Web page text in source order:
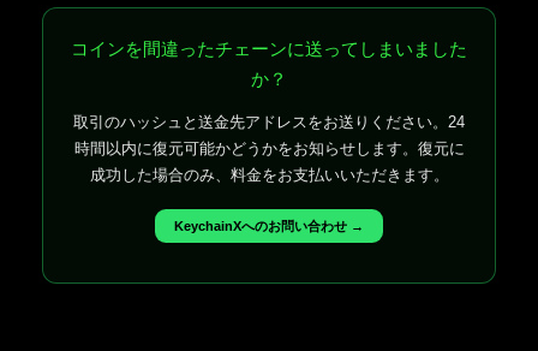
コインを間違ったチェーンに送ってしまいました
か？
取引のハッシュと送金先アドレスをお送りください。24
時間以内に復元可能かどうかをお知らせします。復元に
成功した場合のみ、料金をお支払いいただきます。
KeychainXへのお問い合わせ →